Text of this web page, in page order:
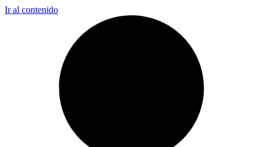
Ir al contenido